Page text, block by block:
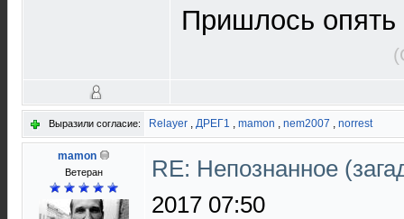
Пришлось
Выразили согласие: Relayer , ДРЕГ1 , mamon , nem2007 , norrest
mamon
Ветеран
RE: Непознанное
2017 07:50